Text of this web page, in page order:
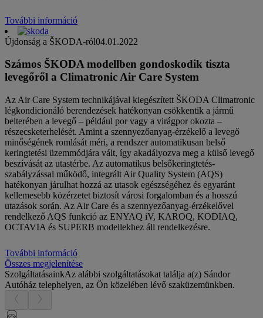
További információ
Újdonság a ŠKODA-ról04.01.2022
Számos ŠKODA modellben gondoskodik tiszta
levegőről a Climatronic Air Care System
Az Air Care System technikájával kiegészített ŠKODA Climatronic
légkondicionáló berendezések hatékonyan csökkentik a jármű
belterében a levegő – például por vagy a virágpor okozta –
részecsketerhelését. Amint a szennyezőanyag-érzékelő a levegő
minőségének romlását méri, a rendszer automatikusan belső
keringtetési üzemmódjára vált, így akadályozva meg a külső levegő
beszívását az utastérbe. Az automatikus belsőkeringtetés-
szabályzással működő, integrált Air Quality System (AQS)
hatékonyan járulhat hozzá az utasok egészségéhez és egyaránt
kellemesebb közérzetet biztosít városi forgalomban és a hosszú
utazások során. Az Air Care és a szennyezőanyag-érzékelővel
rendelkező AQS funkció az ENYAQ iV, KAROQ, KODIAQ,
OCTAVIA és SUPERB modellekhez áll rendelkezésre.
További információ
Összes megjelenítése
SzolgáltatásainkAz alábbi szolgáltatásokat találja a(z) Sándor
Autóház telephelyen, az Ön közelében lévő szaküzemünkben.